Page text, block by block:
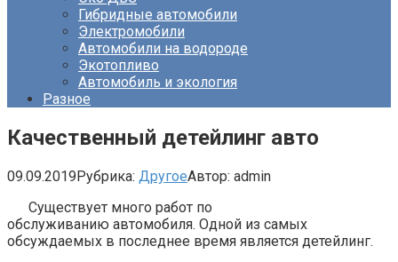
Гибридные автомобили
Электромобили
Автомобили на водороде
Экотопливо
Автомобиль и экология
Разное
Качественный детейлинг авто
09.09.2019Рубрика: ДругоеАвтор: admin
Существует много работ по
обслуживанию автомобиля. Одной из самых
обсуждаемых в последнее время является детейлинг.